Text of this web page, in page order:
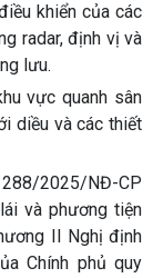
khiển của các
radar, định vị và
lưu.
vực quanh sân
diều và các thiết
288/2025/NĐ-CP
và phương tiện
II Nghị định
Chính phủ quy